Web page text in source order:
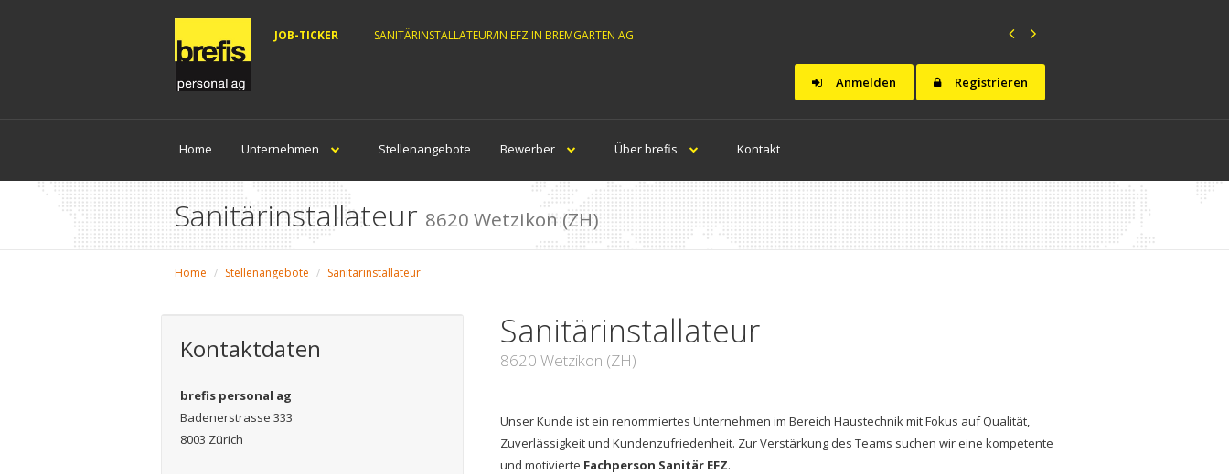
JOB-TICKER SANITÄRINSTALLATEUR/IN EFZ IN BREMGARTEN AG
Anmelden Registrieren
Home Unternehmen Stellenangebote Bewerber Über brefis Kontakt
Sanitärinstallateur 8620 Wetzikon (ZH)
Home Stellenangebote Sanitärinstallateur
Kontaktdaten
brefis personal ag
Badenerstrasse 333
8003 Zürich
Sanitärinstallateur
8620 Wetzikon (ZH)
Unser Kunde ist ein renommiertes Unternehmen im Bereich Haustechnik mit Fokus auf Qualität,
Zuverlässigkeit und Kundenzufriedenheit. Zur Verstärkung des Teams suchen wir eine kompetente
und motivierte Fachperson Sanitär EFZ.